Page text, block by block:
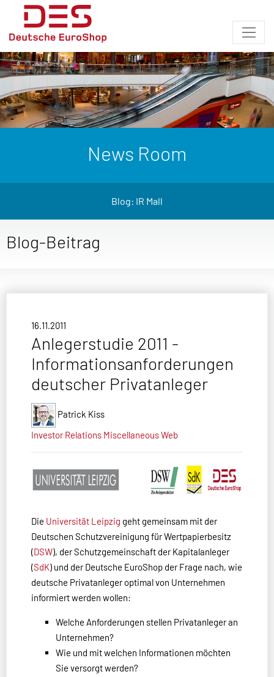
News Room
Blog: IR Mall
Blog-Beitrag
16.11.2011
Anlegerstudie 2011 -
Informationsanforderungen
deutscher Privatanleger
Patrick Kiss
Investor Relations MiscellaneousWeb
Die Universität Leipzig geht gemeinsam mit der
Deutschen Schutzvereinigung für Wertpapierbesitz
(DSW), der Schutzgemeinschaft der Kapitalanleger
(SdK) und der Deutsche EuroShop der Frage nach, wie
deutsche Privatanleger optimal von Unternehmen
informiert werden wollen:
Welche Anforderungen stellen Privatanleger an
Unternehmen?
Wie und mit welchen Informationen möchten
Sie versorgt werden?